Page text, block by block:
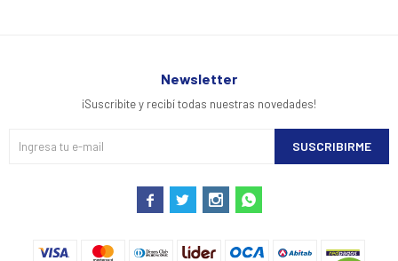
Newsletter
¡Suscribite y recibí todas nuestras novedades!
SUSCRIBIRME
   